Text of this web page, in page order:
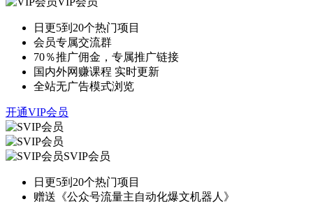
日更5到20个热门项目
会员专属交流群
70％推广佣金，专属推广链接
国内外网赚课程 实时更新
全站无广告模式浏览
开通VIP会员
SVIP会员
日更5到20个热门项目
赠送《公众号流量主自动化爆文机器人》